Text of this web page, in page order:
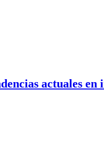
actuales en